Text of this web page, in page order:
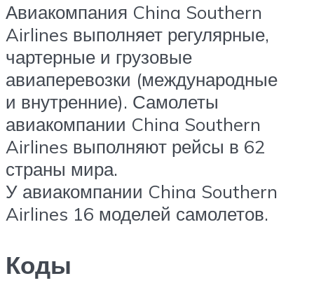
Авиакомпания China Southern
Airlines выполняет регулярные,
чартерные и грузовые
авиаперевозки (международные
и внутренние). Самолеты
авиакомпании China Southern
Airlines выполняют рейсы в 62
страны мира.
У авиакомпании China Southern
Airlines 16 моделей самолетов.
Коды